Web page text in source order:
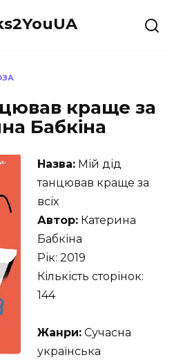
краще за
Бабкіна
Назва: Мій дід
танцював краще за
всіх
Автор: Катерина
Бабкіна
Рік: 2019
Кількість сторінок:
144
Жанри: Сучасна
українська